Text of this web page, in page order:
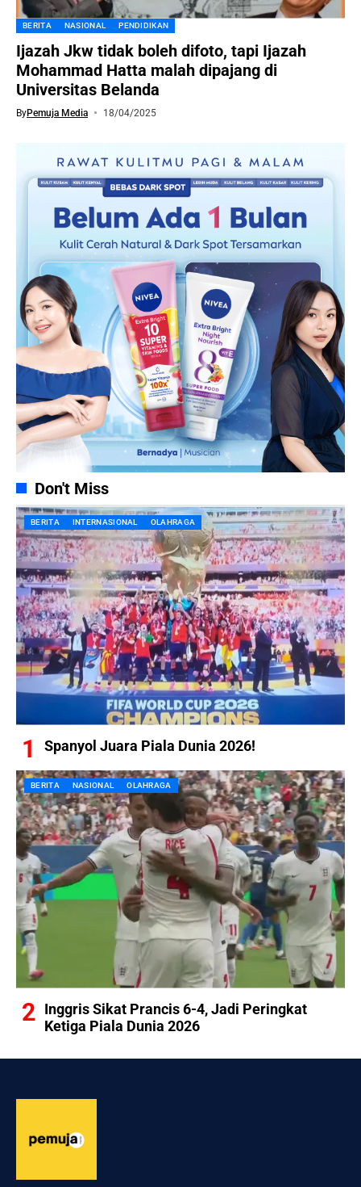
BERITA NASIONAL PENDIDIKAN
Ijazah Jkw tidak boleh difoto, tapi Ijazah
Mohammad Hatta malah dipajang di
Universitas Belanda
ByPemuja Media 18/04/2025
Don't Miss
BERITA INTERNASIONAL OLAHRAGA
Spanyol Juara Piala Dunia 2026!
BERITA NASIONAL OLAHRAGA
Inggris Sikat Prancis 6-4, Jadi Peringkat
Ketiga Piala Dunia 2026